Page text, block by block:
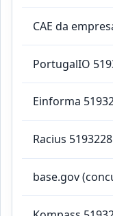
CAE da
PortugalIO
Einforma
Racius
base.gov